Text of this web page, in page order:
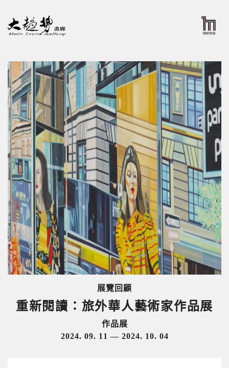
展覽回顧
重新閱讀：旅外華人藝術家作品展
作品展
2024. 09. 11 — 2024. 10. 04